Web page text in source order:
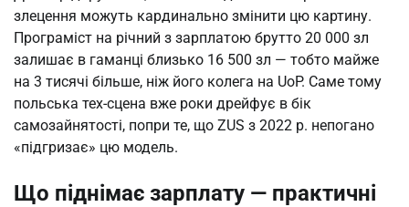
злецення можуть кардинально змінити цю картину.
Програміст на річний з зарплатою брутто 20 000 зл
залишає в гаманці близько 16 500 зл — тобто майже
на 3 тисячі більше, ніж його колега на UoP. Саме тому
польська тех-сцена вже роки дрейфує в бік
самозайнятості, попри те, що ZUS з 2022 р. непогано
«підгризає» цю модель.
Що піднімає зарплату — практичні